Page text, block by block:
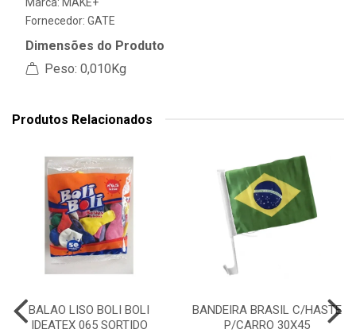
Fornecedor: GATE
Dimensões do Produto
Peso: 0,010Kg
Produtos Relacionados
BALAO LISO BOLI BOLI
IDEATEX 065 SORTIDO
BANDEIRA BRASIL C/HASTE
P/CARRO 30X45